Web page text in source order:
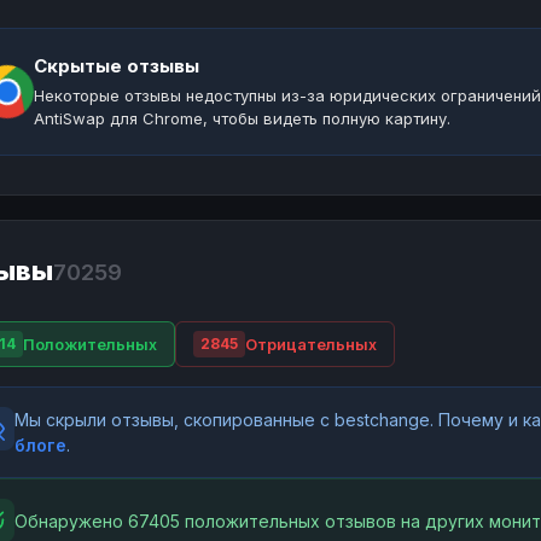
Скрытые отзывы
Некоторые отзывы недоступны из-за юридических
AntiSwap для Chrome, чтобы видеть полную картину.
70259
Положительных 2845 Отрицательных
Мы скрыли отзывы, скопированные с bestchange. Почему и
блоге.
Обнаружено 67405 положительных отзывов на других